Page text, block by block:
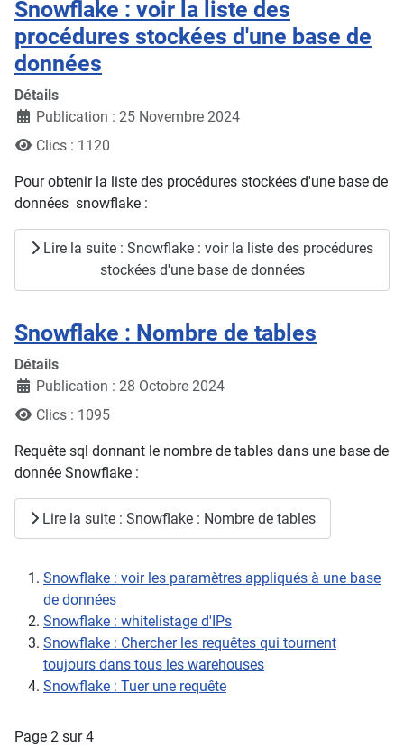
Snowflake : voir la liste des
procédures stockées d'une base de
données
Détails
Publication : 25 Novembre 2024
Clics : 1120
Pour obtenir la liste des procédures stockées d'une base de
données snowflake :
Lire la suite : Snowflake : voir la liste des procédures
stockées d'une base de données
Snowflake : Nombre de tables
Détails
Publication : 28 Octobre 2024
Clics : 1095
Requête sql donnant le nombre de tables dans une base de
donnée Snowflake :
Lire la suite : Snowflake : Nombre de tables
Snowflake : voir les paramètres appliqués à une base
de données
Snowflake : whitelistage d'IPs
Snowflake : Chercher les requêtes qui tournent
toujours dans tous les warehouses
Snowflake : Tuer une requête
Page 2 sur 4